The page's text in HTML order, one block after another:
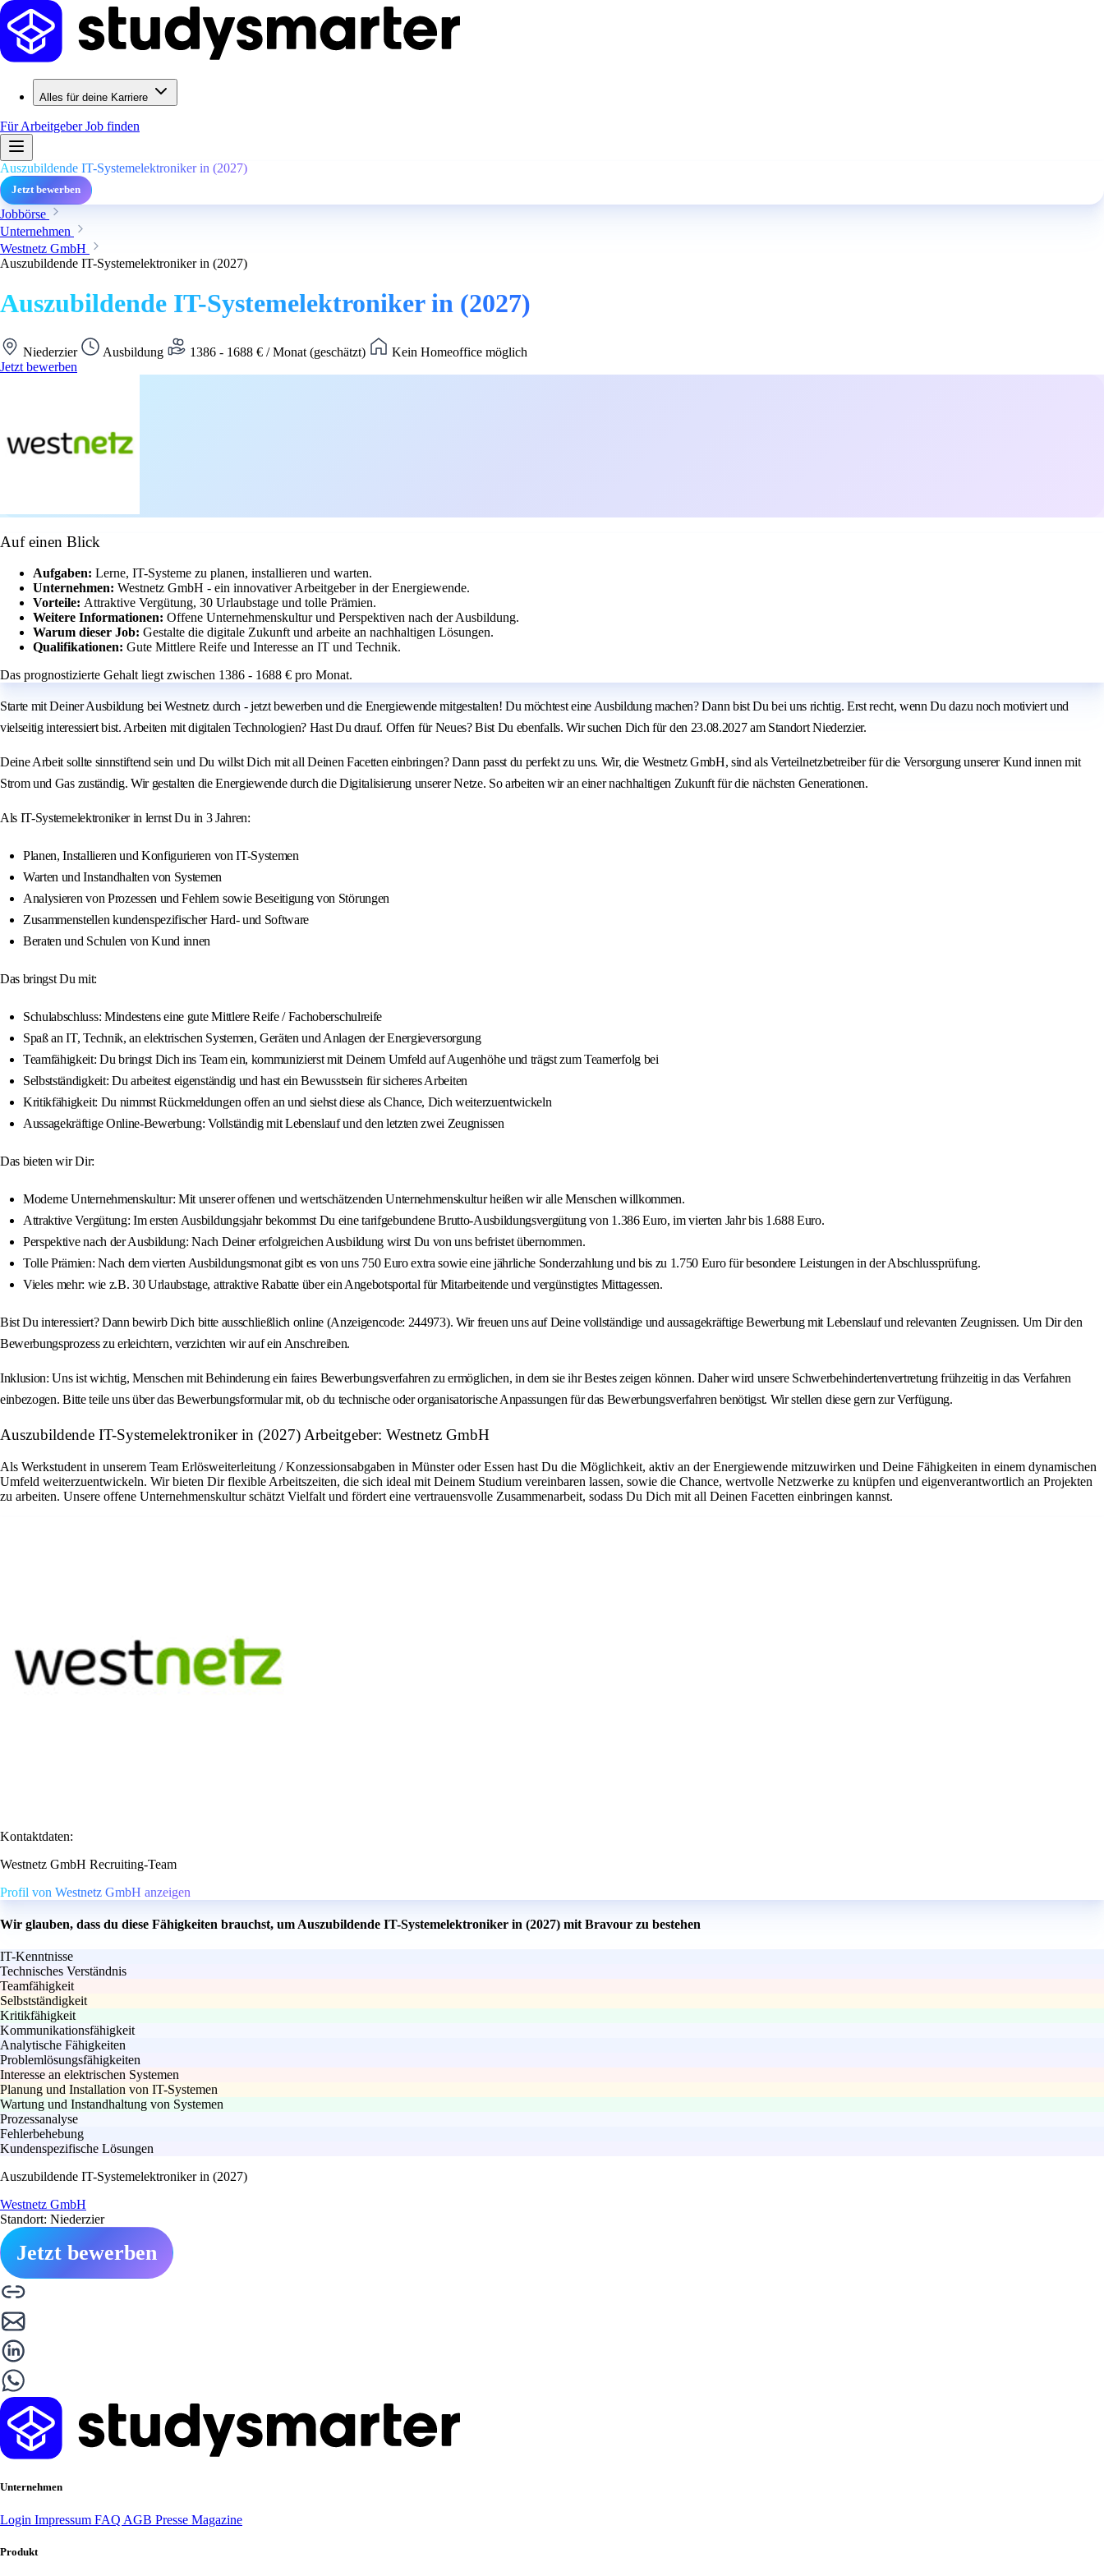
Alles für deine Karriere
Für ArbeitgeberJob finden
Auszubildende IT-Systemelektroniker in (2027)
Jetzt bewerben
Jobbörse
Unternehmen
Westnetz GmbH
Auszubildende IT-Systemelektroniker in (2027)
Auszubildende IT-Systemelektroniker in (2027)
Niederzier Ausbildung 1386 - 1688 € / Monat (geschätzt)
Kein Homeoffice möglich
Jetzt bewerben
Auf einen Blick
Aufgaben: Lerne, IT-Systeme zu planen, installieren und warten.
Unternehmen: Westnetz GmbH - ein innovativer Arbeitgeber in der Energiewende.
Vorteile: Attraktive Vergütung, 30 Urlaubstage und tolle Prämien.
Weitere Informationen: Offene Unternehmenskultur und Perspektiven nach der Ausbildung.
Warum dieser Job: Gestalte die digitale Zukunft und arbeite an nachhaltigen Lösungen.
Qualifikationen: Gute Mittlere Reife und Interesse an IT und Technik.
Das prognostizierte Gehalt liegt zwischen 1386 - 1688 € pro Monat.
Starte mit Deiner Ausbildung bei Westnetz durch - jetzt bewerben und die Energiewende mitgestalten! Du möchtest eine Ausbildung machen? Dann bist Du bei uns richtig. Erst recht, wenn Du dazu noch motiviert und
vielseitig interessiert bist. Arbeiten mit digitalen Technologien? Hast Du drauf. Offen für Neues? Bist Du ebenfalls. Wir suchen Dich für den 23.08.2027 am Standort Niederzier.
Deine Arbeit sollte sinnstiftend sein und Du willst Dich mit all Deinen Facetten einbringen? Dann passt du perfekt zu uns. Wir, die Westnetz GmbH, sind als Verteilnetzbetreiber für die Versorgung unserer Kund innen mit
Strom und Gas zuständig. Wir gestalten die Energiewende durch die Digitalisierung unserer Netze. So arbeiten wir an einer nachhaltigen Zukunft für die nächsten Generationen.
Als IT-Systemelektroniker in lernst Du in 3 Jahren:
Planen, Installieren und Konfigurieren von IT-Systemen
Warten und Instandhalten von Systemen
Analysieren von Prozessen und Fehlern sowie Beseitigung von Störungen
Zusammenstellen kundenspezifischer Hard- und Software
Beraten und Schulen von Kund innen
Das bringst Du mit:
Schulabschluss: Mindestens eine gute Mittlere Reife / Fachoberschulreife
Spaß an IT, Technik, an elektrischen Systemen, Geräten und Anlagen der Energieversorgung
Teamfähigkeit: Du bringst Dich ins Team ein, kommunizierst mit Deinem Umfeld auf Augenhöhe und trägst zum Teamerfolg bei
Selbstständigkeit: Du arbeitest eigenständig und hast ein Bewusstsein für sicheres Arbeiten
Kritikfähigkeit: Du nimmst Rückmeldungen offen an und siehst diese als Chance, Dich weiterzuentwickeln
Aussagekräftige Online-Bewerbung: Vollständig mit Lebenslauf und den letzten zwei Zeugnissen
Das bieten wir Dir:
Moderne Unternehmenskultur: Mit unserer offenen und wertschätzenden Unternehmenskultur heißen wir alle Menschen willkommen.
Attraktive Vergütung: Im ersten Ausbildungsjahr bekommst Du eine tarifgebundene Brutto-Ausbildungsvergütung von 1.386 Euro, im vierten Jahr bis 1.688 Euro.
Perspektive nach der Ausbildung: Nach Deiner erfolgreichen Ausbildung wirst Du von uns befristet übernommen.
Tolle Prämien: Nach dem vierten Ausbildungsmonat gibt es von uns 750 Euro extra sowie eine jährliche Sonderzahlung und bis zu 1.750 Euro für besondere Leistungen in der Abschlussprüfung.
Vieles mehr: wie z.B. 30 Urlaubstage, attraktive Rabatte über ein Angebotsportal für Mitarbeitende und vergünstigtes Mittagessen.
Bist Du interessiert? Dann bewirb Dich bitte ausschließlich online (Anzeigencode: 244973). Wir freuen uns auf Deine vollständige und aussagekräftige Bewerbung mit Lebenslauf und relevanten Zeugnissen. Um Dir den
Bewerbungsprozess zu erleichtern, verzichten wir auf ein Anschreiben.
Inklusion: Uns ist wichtig, Menschen mit Behinderung ein faires Bewerbungsverfahren zu ermöglichen, in dem sie ihr Bestes zeigen können. Daher wird unsere Schwerbehindertenvertretung frühzeitig in das Verfahren
einbezogen. Bitte teile uns über das Bewerbungsformular mit, ob du technische oder organisatorische Anpassungen für das Bewerbungsverfahren benötigst. Wir stellen diese gern zur Verfügung.
Auszubildende IT-Systemelektroniker in (2027) Arbeitgeber: Westnetz GmbH
Als Werkstudent in unserem Team Erlösweiterleitung / Konzessionsabgaben in Münster oder Essen hast Du die Möglichkeit, aktiv an der Energiewende mitzuwirken und Deine Fähigkeiten in einem dynamischen
Umfeld weiterzuentwickeln. Wir bieten Dir flexible Arbeitszeiten, die sich ideal mit Deinem Studium vereinbaren lassen, sowie die Chance, wertvolle Netzwerke zu knüpfen und eigenverantwortlich an Projekten
zu arbeiten. Unsere offene Unternehmenskultur schätzt Vielfalt und fördert eine vertrauensvolle Zusammenarbeit, sodass Du Dich mit all Deinen Facetten einbringen kannst.
Kontaktdaten:
Westnetz GmbH Recruiting-Team
Profil von Westnetz GmbH anzeigen
Wir glauben, dass du diese Fähigkeiten brauchst, um Auszubildende IT-Systemelektroniker in (2027) mit Bravour zu bestehen
IT-Kenntnisse
Technisches Verständnis
Teamfähigkeit
Selbstständigkeit
Kritikfähigkeit
Kommunikationsfähigkeit
Analytische Fähigkeiten
Problemlösungsfähigkeiten
Interesse an elektrischen Systemen
Planung und Installation von IT-Systemen
Wartung und Instandhaltung von Systemen
Prozessanalyse
Fehlerbehebung
Kundenspezifische Lösungen
Auszubildende IT-Systemelektroniker in (2027)
Westnetz GmbH
Standort: Niederzier
Jetzt bewerben
Unternehmen
Login Impressum FAQ AGB Presse Magazine
Produkt